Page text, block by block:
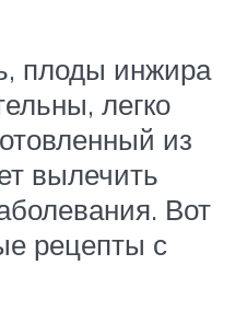
плоды инжира
легко
из
вылечить
Вот
рецепты с